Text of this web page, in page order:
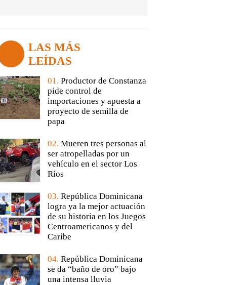
LAS MÁS
LEÍDAS
01. Productor de Constanza
pide control de
importaciones y apuesta a
proyecto de semilla de
papa
02. Mueren tres personas al
ser atropelladas por un
vehículo en el sector Los
Ríos
03. República Dominicana
logra ya la mejor actuación
de su historia en los Juegos
Centroamericanos y del
Caribe
04. República Dominicana
se da “baño de oro” bajo
una intensa lluvia